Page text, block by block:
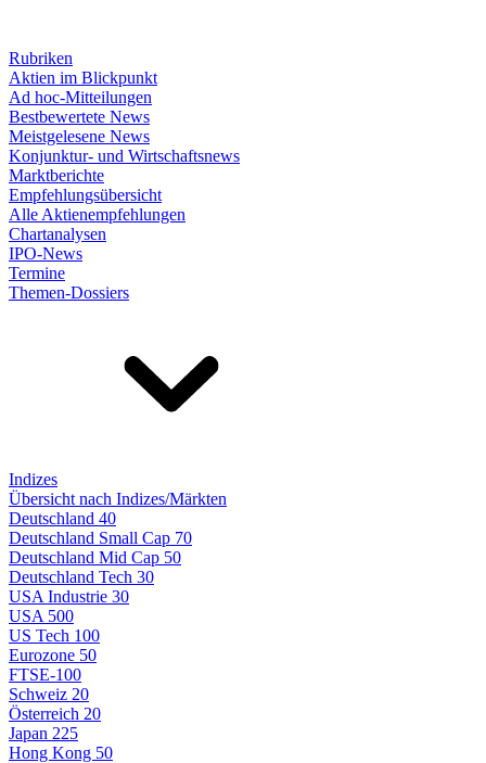
Rubriken
Aktien im Blickpunkt
Ad hoc-Mitteilungen
Bestbewertete News
Meistgelesene News
Konjunktur- und Wirtschaftsnews
Marktberichte
Empfehlungsübersicht
Alle Aktienempfehlungen
Chartanalysen
IPO-News
Termine
Themen-Dossiers
Indizes
Übersicht nach Indizes/Märkten
Deutschland 40
Deutschland Small Cap 70
Deutschland Mid Cap 50
Deutschland Tech 30
USA Industrie 30
USA 500
US Tech 100
Eurozone 50
FTSE-100
Schweiz 20
Österreich 20
Japan 225
Hong Kong 50